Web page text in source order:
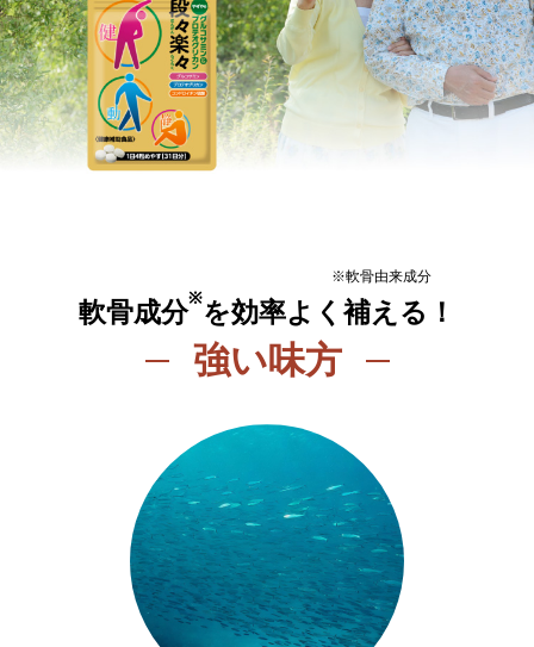
軟骨成分※を効率よく補える！
強い味方
※軟骨由来成分